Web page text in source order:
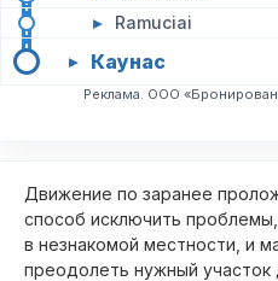
▸ Ramuciai
▸ Каунас
Реклама. ООО
Движение по заранее
способ исключить
в незнакомой местности, и
преодолеть нужный участок